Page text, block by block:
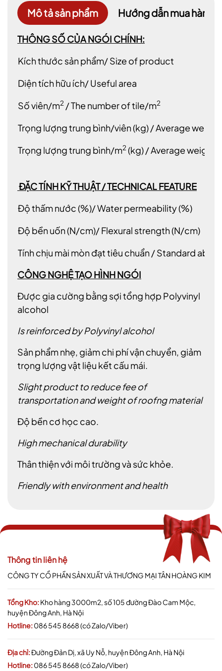
Mô tả sản phẩm Hướng dẫn mua hàng
THÔNG SỐ CỦA NGÓI CHÍNH:
Kích thước sản phẩm/ Size of product
Diện tích hữu ích/ Useful area
Số viên/m2 / The number of tile/m2
Trọng lượng trung bình/viên (kg) / Average
Trọng lượng trung bình/m2 (kg) / Average weight/
ÐẶC TÍNH KỸ THUẬT / TECHNICAL FEATURE
Độ thấm nước (%)/ Water permeability (%)
Độ bền uốn (N/cm)/ Flexural strength (N/cm)
Tính chịu mài mòn đạt tiêu chuẩn / Standard
CÔNG NGHỆ TẠO HÌNH NGÓI
Được gia cường bằng sợi tổng hợp Polyvinyl
alcohol
Is reinforced by Polyvinyl alcohol
Sản phẩm nhẹ, giảm chi phí vận chuyển, giảm
trọng lượng vật liệu kết cấu mái.
Slight product to reduce fee of
transportation and weight of roofng material
Độ bền cơ học cao.
High mechanical durability
Thân thiện với môi trường và sức khỏe.
Friendly with environment and health
Thông tin liên hệ
CÔNG TY CỔ PHẦN SẢN XUẤT VÀ THƯƠNG MẠI TÂN HOÀNG KIM
Tổng Kho:Kho hàng 3000m2, số 105 đường Đào Cam Mộc,
huyện Đông Anh, Hà Nội
Hotline:086 545 8668 (có Zalo/Viber)
Địa chỉ:Đường Đản Dị, xã Uy Nỗ, huyện Đông Anh, Hà Nội
Hotline:086 545 8668 (có Zalo/Viber)